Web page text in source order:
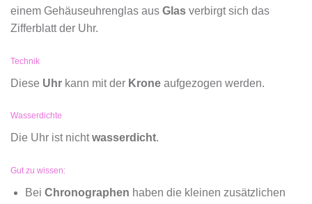
einem Gehäuseuhrenglas aus Glas verbirgt sich das
Zifferblatt der Uhr.
Technik
Diese Uhr kann mit der Krone aufgezogen werden.
Wasserdichte
Die Uhr ist nichtwasserdicht.
Gut zu wissen:
Bei Chronographen haben die kleinen zusätzlichen